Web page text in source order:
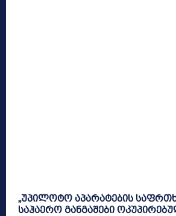
„უპილოტო აპარატების
საჰაერო განგაშები